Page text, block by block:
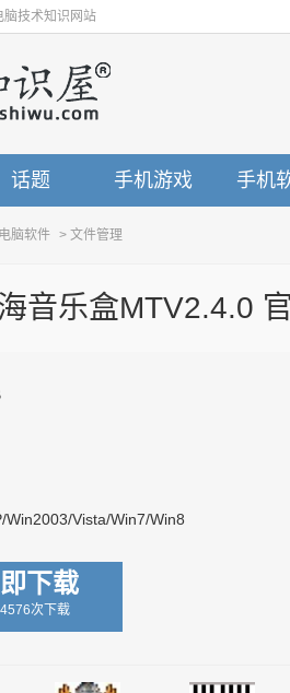
脑技术知识网站
话题 手机游戏 手机
电脑软件 > 文件管理
音乐盒MTV2.4.0 官
Win2003/Vista/Win7/Win8
下载
次下载